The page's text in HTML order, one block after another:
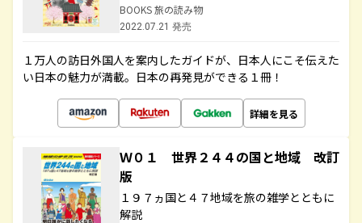
BOOKS 旅の読み物
2022.07.21 発売
１万人の訪日外国人を案内したガイドが、日本人にこそ伝えた
い日本の魅力が満載。日本の再発見ができる１冊！
詳細を見る
Ｗ０１ 世界２４４の国と地域 改訂
版
１９７ヵ国と４７地域を旅の雑学とともに
解説